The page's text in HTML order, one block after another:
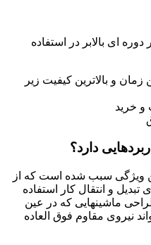
دوره ای بالابر در استفاده
زمان و بالاترین کیفیت زیر
و خرید
دارد؟
ویژگی سبب شده است که از
و انتقال کار استفاده
ماشینهایی که در عین
نیروی مقاوم فوق العاده